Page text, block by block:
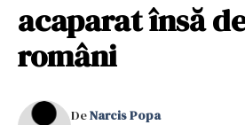
acaparat însă
români
DeNarcis Popa